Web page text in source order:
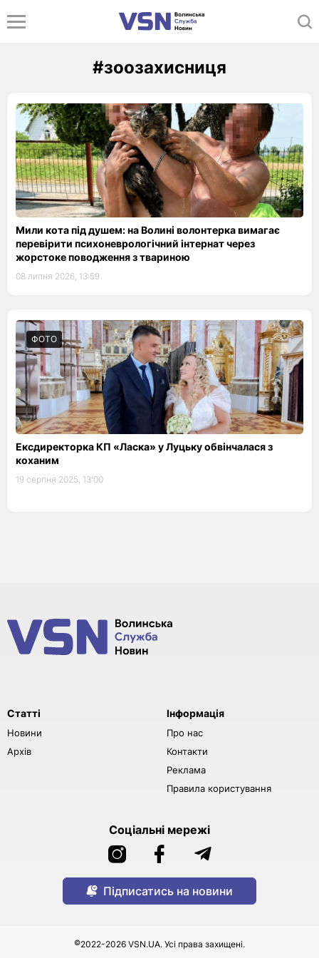
#зоозахисниця
Мили кота під душем: на Волині волонтерка вимагає
перевірити психоневрологічний інтернат через
жорстоке поводження з твариною
08 липня 2026, 13:59
ФОТО
Ексдиректорка КП «Ласка» у Луцьку обвінчалася з
коханим
19 серпня 2025, 13:00
Статті
Новини
Архів
Інформація
Про нас
Контакти
Реклама
Правила користування
Соціальні мережі
Підписатись на новини
©2022-2026 VSN.UA. Усі права захищені.